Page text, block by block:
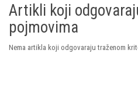
Artikli koji
pojmovima
Nema artikla koji odgovaraju traženom